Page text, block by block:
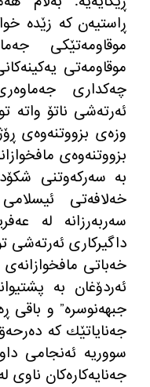
ڕاستیهن كه زێده ‌
موقاومهتێكی جه
موقاومهتی یهكینه
چهكداری جهماوه
ئهرتهشی ناتۆ واته
وزهی بزووتنهوهی
بزووتنهوهی
به سهركهوتنی
خهلافهتی
سهربهرزانه له عه
داگیركاری ئهرتهشی
خهباتی مافخوازانهی
ئهردۆغان به
جبههنوسره‌” و باقی
جهنایاتێك كه دهرحه
سووریه ئهنجامی
جهنایهكارهكان ناوی